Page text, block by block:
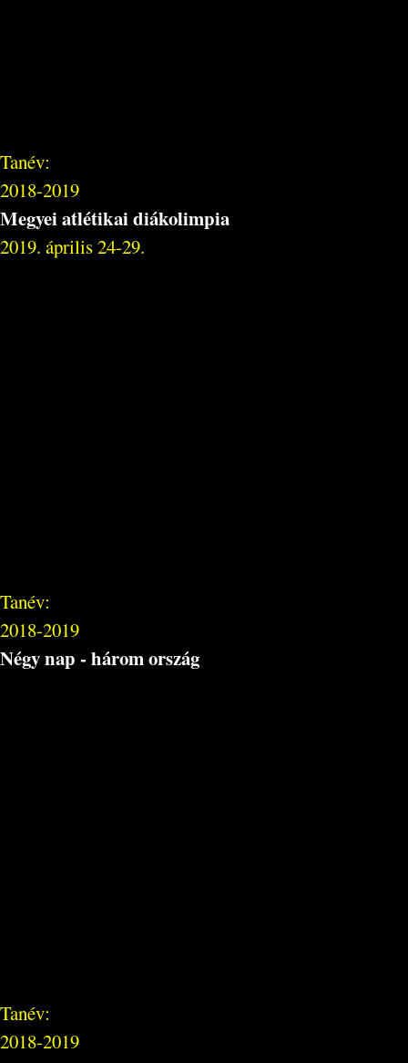
Tanév:
2018-2019
Megyei atlétikai diákolimpia
2019. április 24-29.
Tanév:
2018-2019
Négy nap - három ország
Tanév:
2018-2019